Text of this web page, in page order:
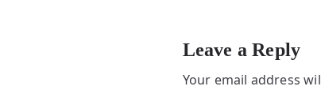
Leave a Reply
Your email address